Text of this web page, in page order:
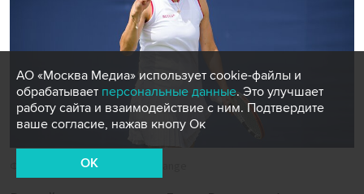
Фото: Dppi/Zuma/ТАСС/Rob Prange
АО «Москва Медиа» использует cookie-файлы и
обрабатывает персональные данные. Это улучшает
работу сайта и взаимодействие с ним. Подтвердите
ваше согласие, нажав кнопу Ок
OK